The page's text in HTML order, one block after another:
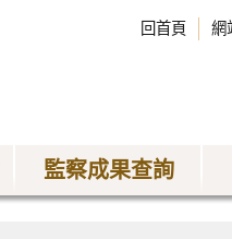
回首頁 網
監察成果查詢